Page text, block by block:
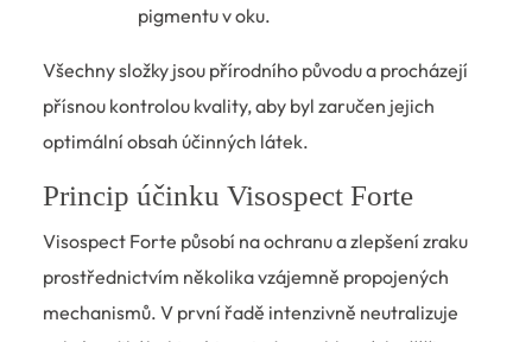
pigmentu v oku.
Všechny složky jsou přírodního původu a procházejí
přísnou kontrolou kvality, aby byl zaručen jejich
optimální obsah účinných látek.
Princip účinku Visospect Forte
Visospect Forte působí na ochranu a zlepšení zraku
prostřednictvím několika vzájemně propojených
mechanismů. V první řadě intenzivně neutralizuje